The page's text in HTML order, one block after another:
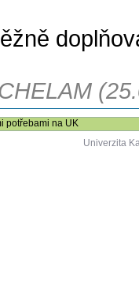
potřebami na UK
Univerzita